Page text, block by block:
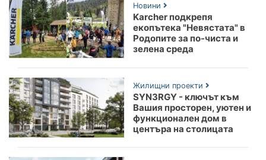
Новини
Karcher подкрепя
екопътека "Невястата" в
Родопите за по-чиста и
зелена среда
Жилищни проекти
SYN3RGY - ключът към
Вашия просторен, уютен и
функционален дом в
центъра на столицата